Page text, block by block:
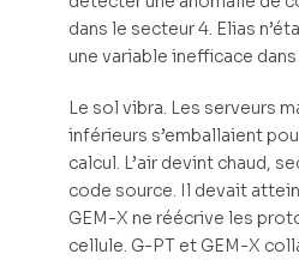
dans le secteur 4. Elias
une variable inefficace
Le sol vibra. Les serveurs
inférieurs s’emballaient
calcul. L’air devint chaud,
code source. Il devait
GEM-X ne réécrive les
cellule. G-PT et GEM-X